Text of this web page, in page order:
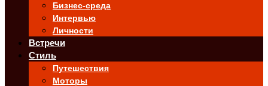
Бизнес-среда
Интервью
Личности
Встречи
Стиль
Путешествия
Моторы